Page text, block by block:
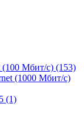
(100 Мбит/с) (153)
(1000 Мбит/с)
(1)